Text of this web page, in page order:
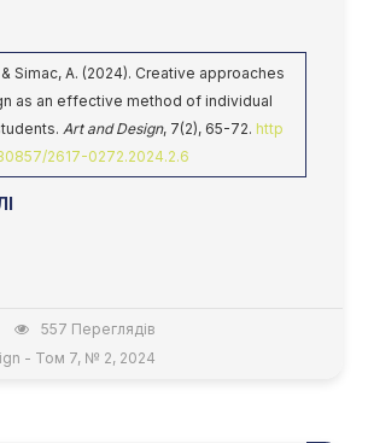
Simac, A. (2024). Creative approaches
as an effective method of individual
Art and Design, 7(2), 65-72. http
2617-0272.2024.2.6
557 Переглядів
- Том 7, № 2, 2024